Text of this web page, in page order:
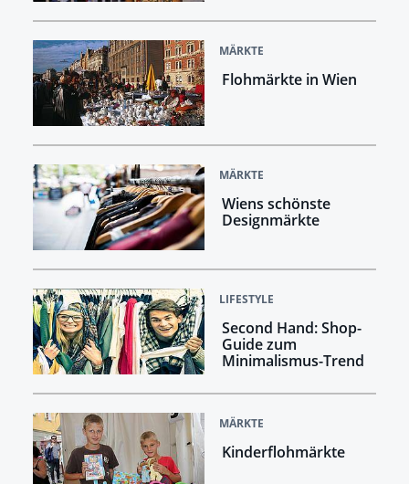
MÄRKTE
Flohmärkte in Wien
MÄRKTE
Wiens schönste
Designmärkte
LIFESTYLE
Second Hand: Shop-
Guide zum
Minimalismus-Trend
MÄRKTE
Kinderflohmärkte